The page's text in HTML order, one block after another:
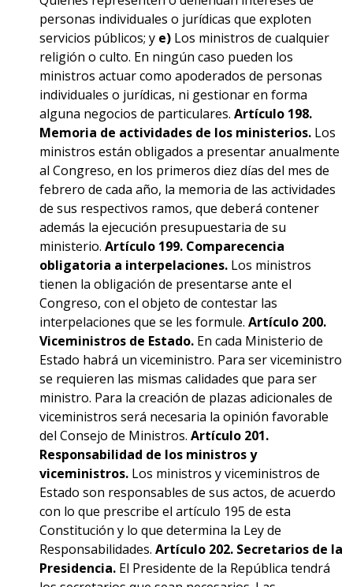
personas individuales o jurídicas que exploten
servicios públicos; y e) Los ministros de cualquier
religión o culto. En ningún caso pueden los
ministros actuar como apoderados de personas
individuales o jurídicas, ni gestionar en forma
alguna negocios de particulares. Artículo 198.
Memoria de actividades de los ministerios. Los
ministros están obligados a presentar anualmente
al Congreso, en los primeros diez días del mes de
febrero de cada año, la memoria de las actividades
de sus respectivos ramos, que deberá contener
además la ejecución presupuestaria de su
ministerio. Artículo 199. Comparecencia
obligatoria a interpelaciones. Los ministros
tienen la obligación de presentarse ante el
Congreso, con el objeto de contestar las
interpelaciones que se les formule. Artículo 200.
Viceministros de Estado. En cada Ministerio de
Estado habrá un viceministro. Para ser viceministro
se requieren las mismas calidades que para ser
ministro. Para la creación de plazas adicionales de
viceministros será necesaria la opinión favorable
del Consejo de Ministros. Artículo 201.
Responsabilidad de los ministros y
viceministros. Los ministros y viceministros de
Estado son responsables de sus actos, de acuerdo
con lo que prescribe el artículo 195 de esta
Constitución y lo que determina la Ley de
Responsabilidades. Artículo 202. Secretarios de la
Presidencia. El Presidente de la República tendrá